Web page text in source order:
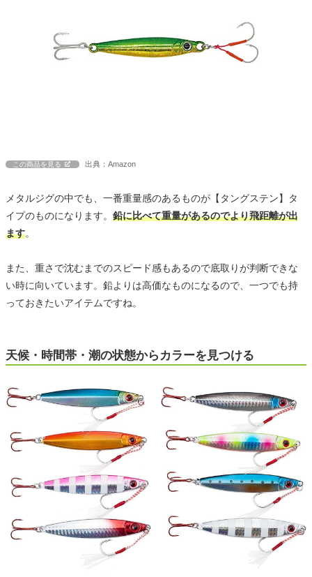
この商品を見る 出典：Amazon
メタルジグの中でも、一番重量感のあるものが【タングステン】タ
イプのものになります。 鉛に比べて重量があるのでより飛距離が出
ます。
また、重さで沈むまでのスピード感もあるので底取りが判断できな
い時に向いています。鉛よりは高価なものになるので、一つでも持
っておきたいアイテムですね。
天候・時間帯・潮の状態からカラーを見つける